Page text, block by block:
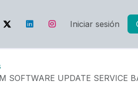
Iniciar sesión
SOFTWARE UPDATE SERVICE